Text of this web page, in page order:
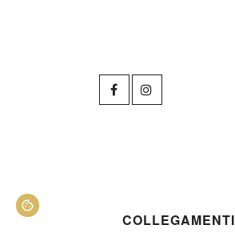
COLLEGAMENTI